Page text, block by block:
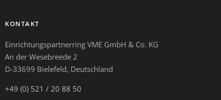
KONTAKT
Einrichtungspartnerring VME GmbH & Co. KG
An der Wesebreede 2
D-33699 Bielefeld, Deutschland
+49 (0) 521 / 20 88 50